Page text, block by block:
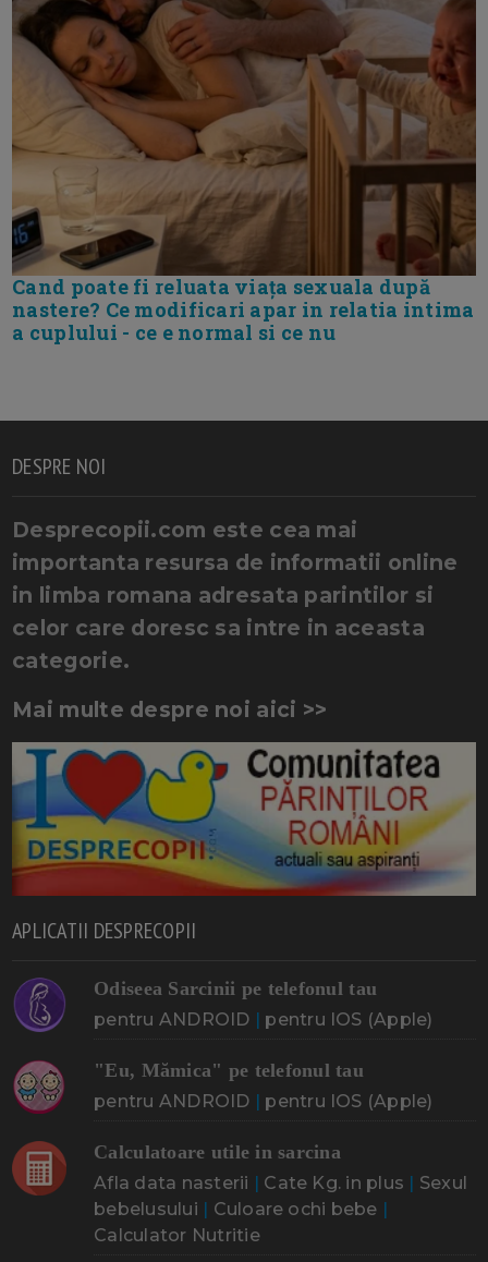
Cand poate fi reluata viața sexuala după
nastere? Ce modificari apar in relatia intima
a cuplului - ce e normal si ce nu
DESPRE NOI
Desprecopii.com este cea mai
importanta resursa de informatii online
in limba romana adresata parintilor si
celor care doresc sa intre in aceasta
categorie.
Mai multe despre noi aici >>
APLICATII DESPRECOPII
Odiseea Sarcinii pe telefonul tau
pentru ANDROID | pentru IOS (Apple)
"Eu, Mămica" pe telefonul tau
pentru ANDROID | pentru IOS (Apple)
Calculatoare utile in sarcina
Afla data nasterii | Cate Kg. in plus | Sexul
bebelusului | Culoare ochi bebe |
Calculator Nutritie